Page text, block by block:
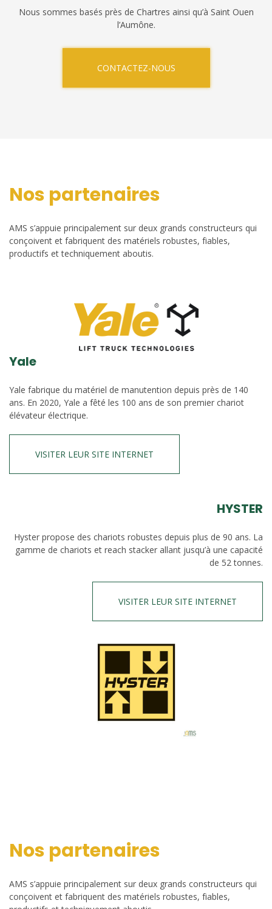
Nous sommes basés près de Chartres ainsi qu’à Saint Ouen
l’Aumône.
CONTACTEZ-NOUS
Nos partenaires
AMS s’appuie principalement sur deux grands constructeurs qui
conçoivent et fabriquent des matériels robustes, fiables,
productifs et techniquement aboutis.
Yale
Yale fabrique du matériel de manutention depuis près de 140
ans. En 2020, Yale a fêté les 100 ans de son premier chariot
élévateur électrique.
VISITER LEUR SITE INTERNET
HYSTER
Hyster propose des chariots robustes depuis plus de 90 ans. La
gamme de chariots et reach stacker allant jusqu’à une capacité
de 52 tonnes.
VISITER LEUR SITE INTERNET
Nos partenaires
AMS s’appuie principalement sur deux grands constructeurs qui
conçoivent et fabriquent des matériels robustes, fiables,